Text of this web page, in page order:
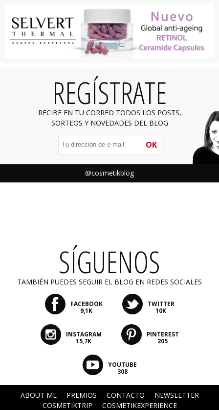
REGÍSTRATE
RECIBE EN TU CORREO TODOS LOS POSTS,
SORTEOS Y NOVEDADES DEL BLOG
OK
@cosmetikblog
SÍGUENOS
TAMBIÉN PUEDES SEGUIR EL BLOG EN REDES SOCIALES
FACEBOOK
9,1K
TWITTER
10K
INSTAGRAM
15,7K
PINTEREST
205
YOUTUBE
308
ABOUT ME PREMIOS CONTACTO
NEWSLETTER
COSMETIKTRIP
COSMETIKEXPERIENCE